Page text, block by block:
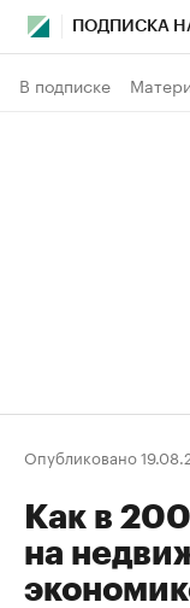
ПОДПИСКА
В подписке
Опубликовано
Как в
на